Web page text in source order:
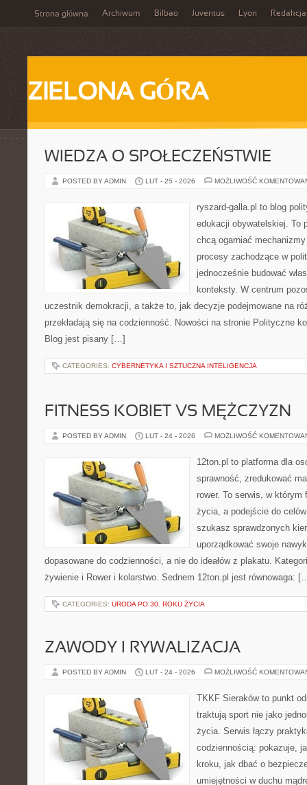
Strona główna Archiwum Bilbao Juventus Lyon Redakcja
ZIELONA GÓRA
WIEDZA O SPOŁECZEŃSTWIE
POSTED BY ADMIN LUT - 25 - 2026 MOŻLIWOŚĆ
ryszard-galla.pl to blog
edukacji obywatelskiej. To
chcą ogarniać
procesy zachodzące w
jednocześnie budować
konteksty. W centrum
uczestnik demokracji, a także to, jak decyzje podejmowane na
przekładają się na codzienność. Nowości na stronie Polityczne
Blog jest pisany […]
CATEGORIES: CYBERNETYKA I SZTUCZNA INTELIGENCJA
FITNESS KOBIET VS MĘŻCZYZN
POSTED BY ADMIN LUT - 24 - 2026 MOŻLIWOŚĆ
12ton.pl to platforma dla
sprawność, zredukować
rower. To serwis, w którym
życia, a podejście do
szukasz sprawdzonych
uporządkować swoje
dopasowane do codzienności, a nie do ideałów z plakatu.
żywienie i Rower i kolarstwo. Sednem 12ton.pl jest równowaga:
CATEGORIES: URODA PO 30. ROKU ŻYCIA
ZAWODY I RYWALIZACJA
POSTED BY ADMIN LUT - 24 - 2026 MOŻLIWOŚĆ
TKKF Sieraków to punkt
traktują sport nie jako
życia. Serwis łączy
codziennością: pokazuje,
kroku, jak dbać o
umiejętności w duchu